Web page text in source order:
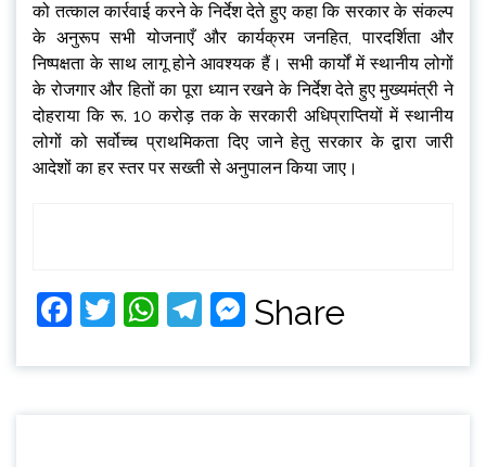
को तत्काल कार्रवाई करने के निर्देश देते हुए कहा कि सरकार के संकल्प
के अनुरूप सभी योजनाएँ और कार्यक्रम जनहित, पारदर्शिता और
निष्पक्षता के साथ लागू होने आवश्यक हैं। सभी कार्यों में स्थानीय लोगों
के रोजगार और हितों का पूरा ध्यान रखने के निर्देश देते हुए मुख्यमंत्री ने
दोहराया कि रू. 10 करोड़ तक के सरकारी अधिप्राप्तियों में स्थानीय
लोगों को सर्वोच्च प्राथमिकता दिए जाने हेतु सरकार के द्वारा जारी
आदेशों का हर स्तर पर सख्ती से अनुपालन किया जाए।
Facebook
Twitter
WhatsApp
Telegram
Messenger
Share